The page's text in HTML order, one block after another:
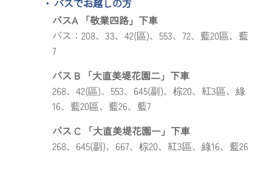
バスでお越しの方
バスA 「敬業四路」下車
バス：208、33、42(區)、553、72、藍20區、藍
7
バス B 「大直美堤花園二」下車
268、42(區)、553、645(副)、棕20、紅3區、綠
16、藍20區、藍26、藍7
バス C 「大直美堤花園一」下車
268、645(副)、667、棕20、紅3區、綠16、藍26